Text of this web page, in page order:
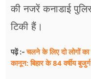
की नजरें कनाडाई
टिकी हैं।
पढ़ें :-चलने के लिए दो लोगों का
कानून: बिहार के 84 वर्षीय